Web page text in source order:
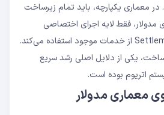
معماری یکپارچه، باید تمام زیرساخت
مدولار، فقط لایه اجرای اختصاصی
می‌سازد و برای DA و Settlement از خدمات موجود استفاده می‌کند.
یکی از دلایل اصلی رشد سریع
معماری مدولار